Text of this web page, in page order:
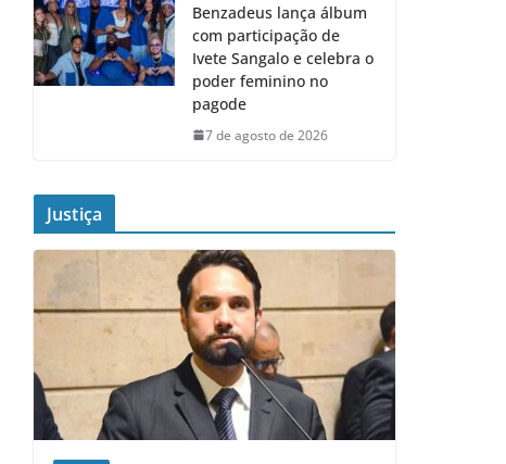
Benzadeus lança álbum
com participação de
Ivete Sangalo e celebra o
poder feminino no
pagode
7 de agosto de 2026
Justiça